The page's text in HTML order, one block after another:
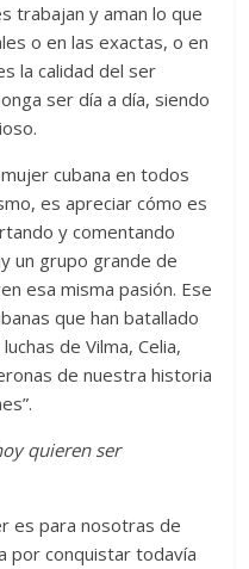
trabajan y aman lo que
o en las exactas, o en
la calidad del ser
ser día a día, siendo
cubana en todos
es apreciar cómo es
y comentando
un grupo grande de
esa misma pasión. Ese
que han batallado
de Vilma, Celia,
de nuestra historia
quieren ser
es para nosotras de
por conquistar todavía